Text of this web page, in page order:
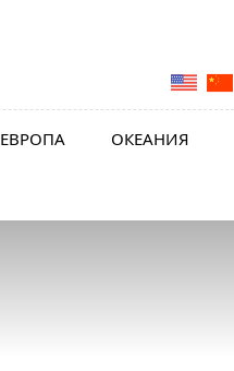
ЕВРОПА ОКЕАНИЯ